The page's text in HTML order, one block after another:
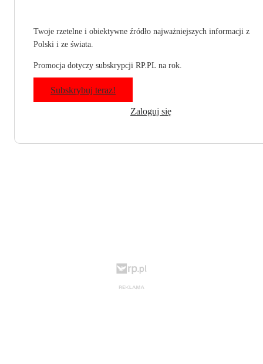
Twoje rzetelne i obiektywne źródło najważniejszych informacji z
Polski i ze świata.
Promocja dotyczy subskrypcji RP.PL na rok.
Subskrybuj teraz!
Zaloguj się